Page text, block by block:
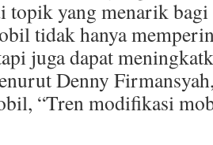
topik yang menarik
tidak hanya
juga dapat
Denny
“Tren modifikasi